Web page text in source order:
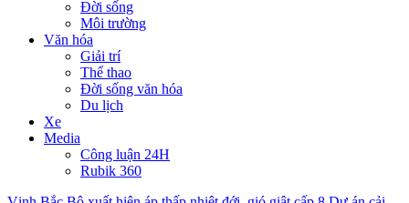
Đời sống
Môi trường
Văn hóa
Giải trí
Thể thao
Đời sống văn hóa
Du lịch
Xe
Media
Công luận 24H
Rubik 360